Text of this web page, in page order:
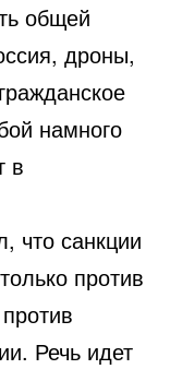
общей
дроны,
намного
в
что санкции
против
Речь идет